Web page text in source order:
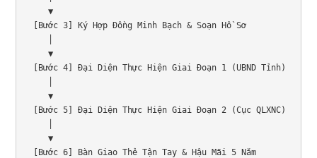
  [Bước 6] Bàn Giao Thẻ Tận Tay & Hậu Mãi 5 Năm